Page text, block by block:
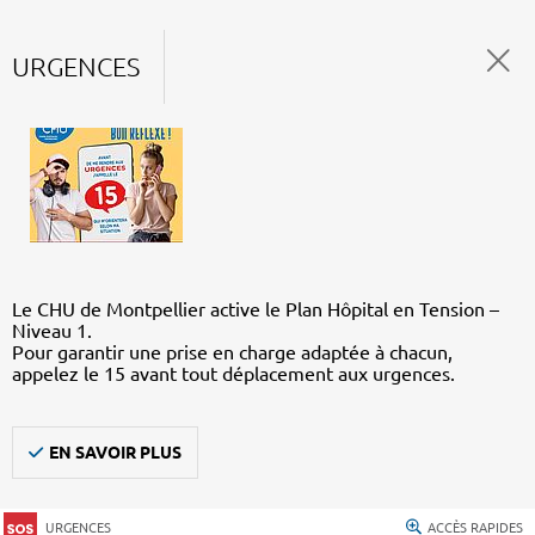
URGENCES
Le CHU de Montpellier active le Plan Hôpital en Tension –
Niveau 1.
Pour garantir une prise en charge adaptée à chacun,
appelez le 15 avant tout déplacement aux urgences.
EN SAVOIR PLUS
URGENCES ACCÈS RAPIDES